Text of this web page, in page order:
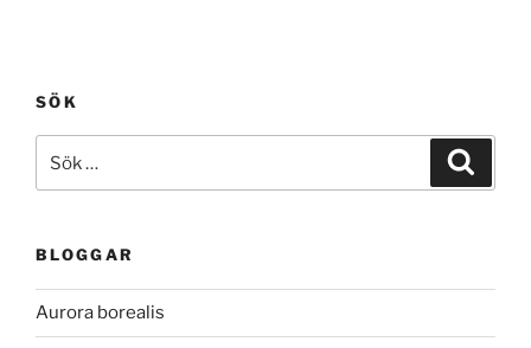
SÖK
efter:
BLOGGAR
Aurora borealis